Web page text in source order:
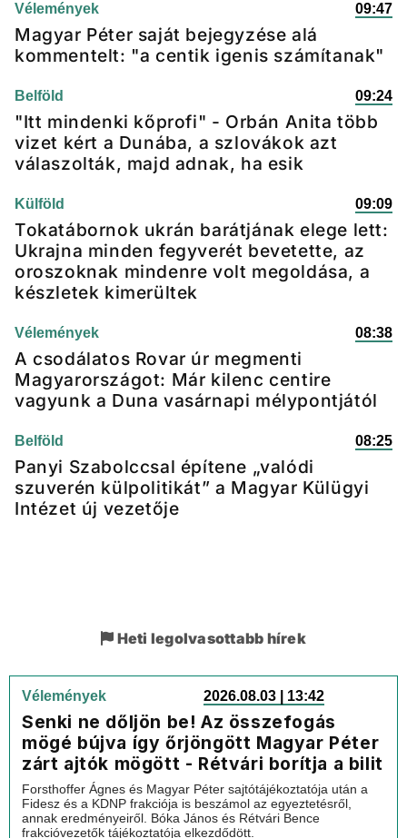
Vélemények 09:47
Magyar Péter saját bejegyzése alá
kommentelt: "a centik igenis számítanak"
Belföld 09:24
"Itt mindenki kőprofi" - Orbán Anita több
vizet kért a Dunába, a szlovákok azt
válaszolták, majd adnak, ha esik
Külföld 09:09
Tokatábornok ukrán barátjának elege lett:
Ukrajna minden fegyverét bevetette, az
oroszoknak mindenre volt megoldása, a
készletek kimerültek
Vélemények 08:38
A csodálatos Rovar úr megmenti
Magyarországot: Már kilenc centire
vagyunk a Duna vasárnapi mélypontjától
Belföld 08:25
Panyi Szabolccsal építene „valódi
szuverén külpolitikát” a Magyar Külügyi
Intézet új vezetője
Heti legolvasottabb hírek
Vélemények 2026.08.03 | 13:42
Senki ne dőljön be! Az összefogás
mögé bújva így őrjöngött Magyar Péter
zárt ajtók mögött - Rétvári borítja a bilit
Forsthoffer Ágnes és Magyar Péter sajtótájékoztatója után a
Fidesz és a KDNP frakciója is beszámol az egyeztetésről,
annak eredményeiről. Bóka János és Rétvári Bence
frakcióvezetők tájékoztatója elkezdődött.